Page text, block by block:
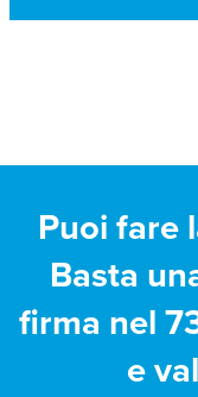
Puoi fare
Basta
firma nel
e